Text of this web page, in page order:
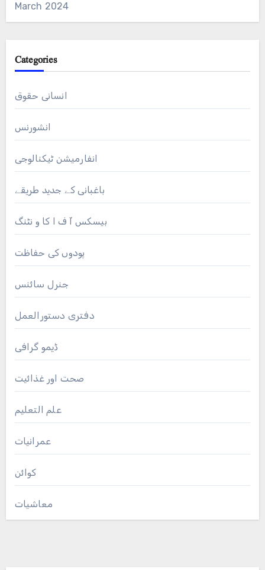
March 2024
Categories
انسانی حقوق
انشورنس
انفارمیشن ٹیکنالوجی
باغبانی کے جدید طریقے
بیسکس آ ف ا کا و نٹنگ
پودوں کی حفاظت
جنرل سائنس
دفتری دستورالعمل
ڈیمو گرافی
صحت اور غذائیت
علم التعلیم
عمرانیات
کوائن
معاشیات